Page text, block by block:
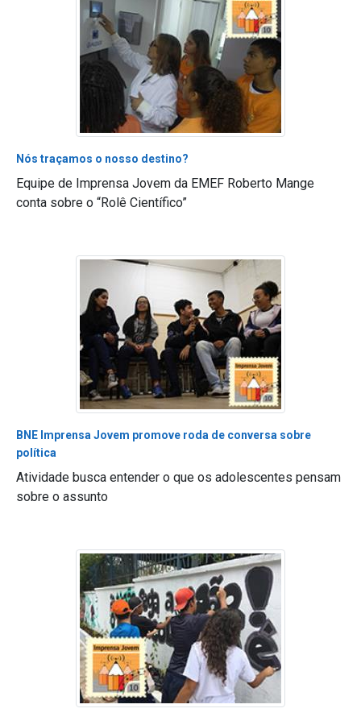
Nós traçamos o nosso destino?
Equipe de Imprensa Jovem da EMEF Roberto Mange
conta sobre o “Rolê Científico”
BNE Imprensa Jovem promove roda de conversa sobre
política
Atividade busca entender o que os adolescentes pensam
sobre o assunto